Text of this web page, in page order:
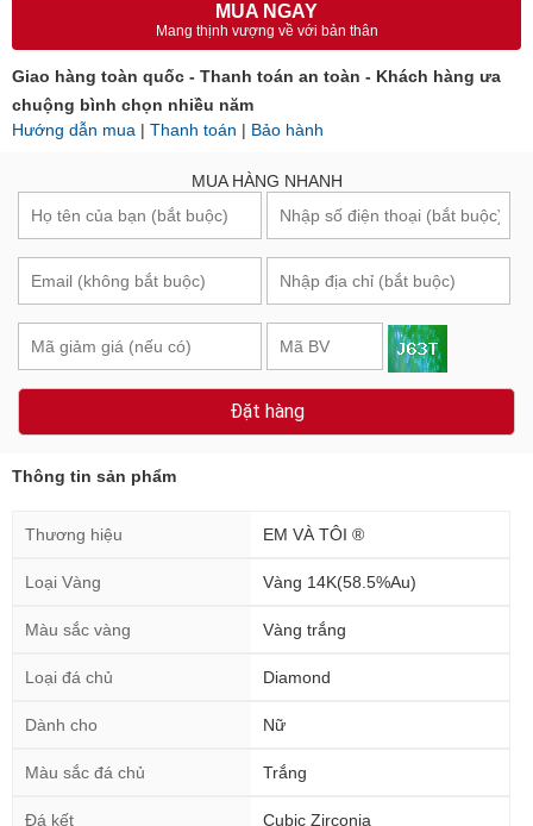
MUA NGAY
Mang thịnh vượng về với bản thân
Giao hàng toàn quốc - Thanh toán an toàn - Khách hàng ưa
chuộng bình chọn nhiều năm
Hướng dẫn mua | Thanh toán | Bảo hành
MUA HÀNG NHANH
Đặt hàng
Thông tin sản phẩm
Thương hiệu EM VÀ TÔI ®
Loại Vàng Vàng 14K(58.5%Au)
Màu sắc vàng Vàng trắng
Loại đá chủ Diamond
Dành cho Nữ
Màu sắc đá chủ Trắng
Đá kết Cubic Zirconia